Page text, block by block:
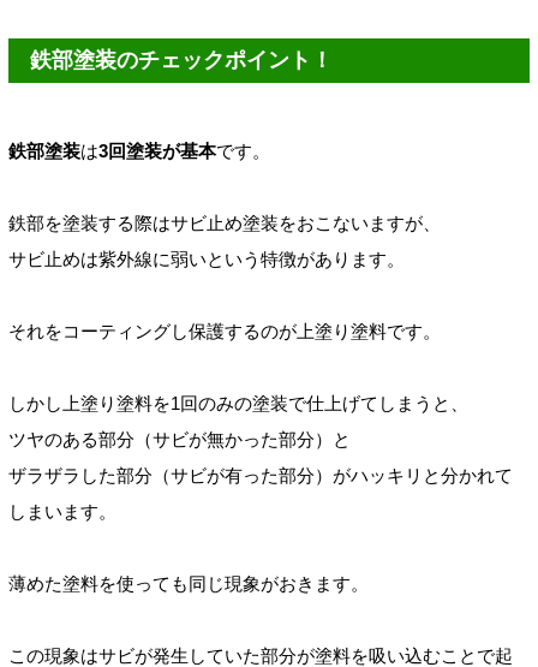
鉄部塗装のチェックポイント！
鉄部塗装は3回塗装が基本です。
鉄部を塗装する際はサビ止め塗装をおこないますが、
サビ止めは紫外線に弱いという特徴があります。
それをコーティングし保護するのが上塗り塗料です。
しかし上塗り塗料を1回のみの塗装で仕上げてしまうと、
ツヤのある部分（サビが無かった部分）
と
ザラザラした部分（サビが有った部分） がハッキリと分かれて
しまいます。
薄めた塗料を使っても同じ現象がおきます。
この現象はサビが発生していた部分が塗料を吸い込むことで起